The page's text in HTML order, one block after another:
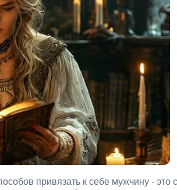
привязать к себе мужчину - это